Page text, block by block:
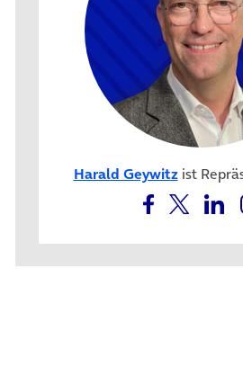
Harald Geywitzist